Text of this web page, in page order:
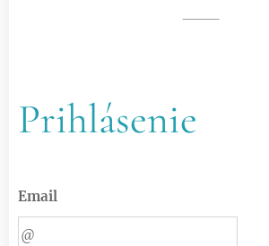
Prihlásenie
Email